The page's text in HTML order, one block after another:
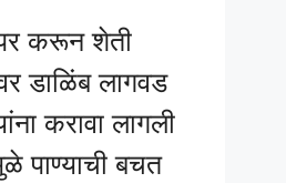
करून शेती
डाळिंब लागवड
करावा लागली
पाण्याची बचत